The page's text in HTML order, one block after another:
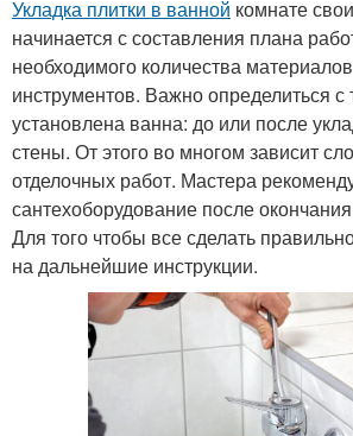
Укладка плитки в ванной комнате
начинается с составления плана
необходимого количества
инструментов. Важно определиться с
установлена ванна: до или после
стены. От этого во многом зависит
отделочных работ. Мастера
сантехоборудование после
Для того чтобы все сделать
на дальнейшие инструкции.